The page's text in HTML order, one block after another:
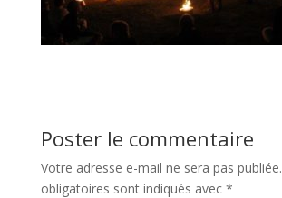
Poster le commentaire
Votre adresse e-mail ne sera pas publiée.
obligatoires sont indiqués avec *